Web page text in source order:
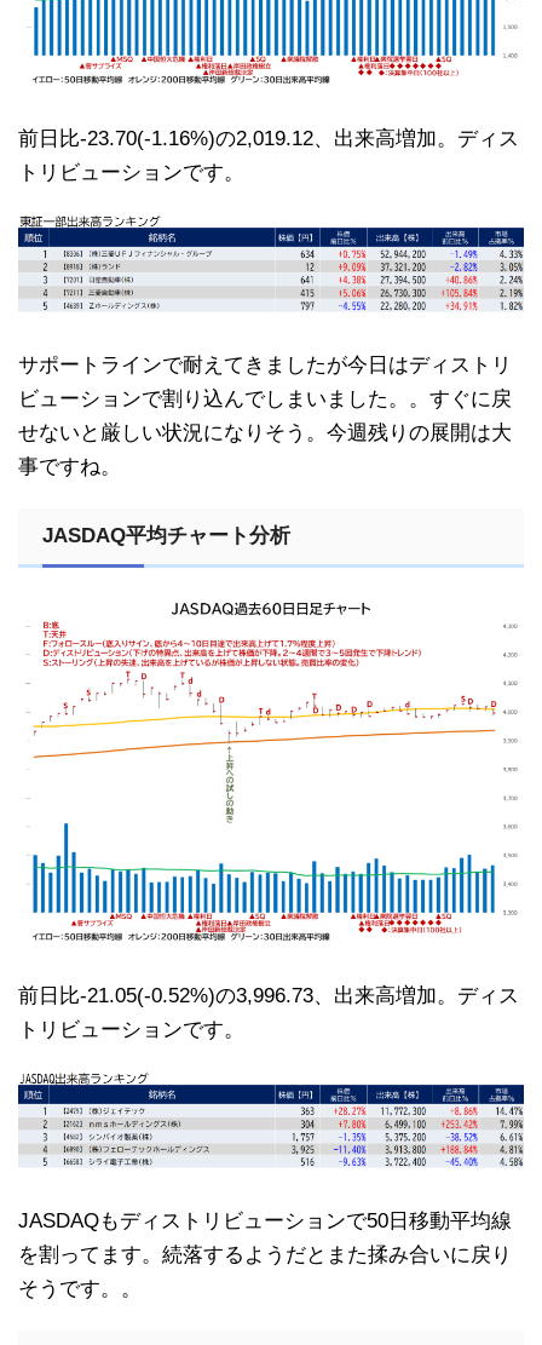
前日比-23.70(-1.16%)の2,019.12、出来高増加。ディス
トリビューションです。
サポートラインで耐えてきましたが今日はディストリ
ビューションで割り込んでしまいました。。すぐに戻
せないと厳しい状況になりそう。今週残りの展開は大
事ですね。
JASDAQ平均チャート分析
前日比-21.05(-0.52%)の3,996.73、出来高増加。ディス
トリビューションです。
JASDAQもディストリビューションで50日移動平均線
を割ってます。続落するようだとまた揉み合いに戻り
そうです。。